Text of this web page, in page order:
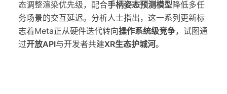
态调整渲染优先级，配合手柄姿态预测模型降低多任
务场景的交互延迟。分析人士指出，这一系列更新标
志着Meta正从硬件迭代转向操作系统级竞争，试图通
过开放API与开发者共建XR生态护城河。